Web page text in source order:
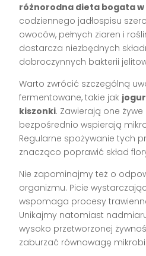
różnorodna dieta bogata w
codziennego jadłospisu
owoców, pełnych ziaren i
dostarcza niezbędnych
dobroczynnych bakterii
Warto zwrócić szczególną
fermentowane, takie jak
kiszonki. Zawierają one
bezpośrednio wspierają
Regularne spożywanie tych
znacząco poprawić skład
Nie zapominajmy też o
organizmu. Picie
wspomaga procesy
Unikajmy natomiast
wysoko przetworzonej
zaburzać równowagę